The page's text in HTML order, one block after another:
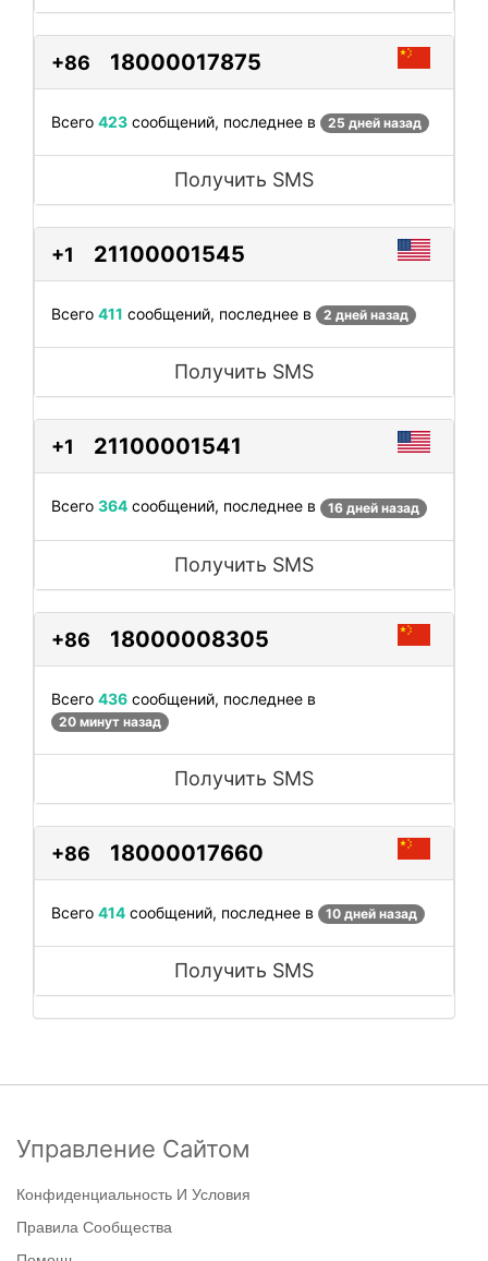
+86 18000017875
Всего 423 сообщений, последнее в 25 дней назад
Получить SMS
+1 21100001545
Всего 411 сообщений, последнее в 2 дней назад
Получить SMS
+1 21100001541
Всего 364 сообщений, последнее в 16 дней назад
Получить SMS
+86 18000008305
Всего 436 сообщений, последнее в
20 минут назад
Получить SMS
+86 18000017660
Всего 414 сообщений, последнее в 10 дней назад
Получить SMS
Управление Сайтом
Конфиденциальность И Условия
Правила Сообщества